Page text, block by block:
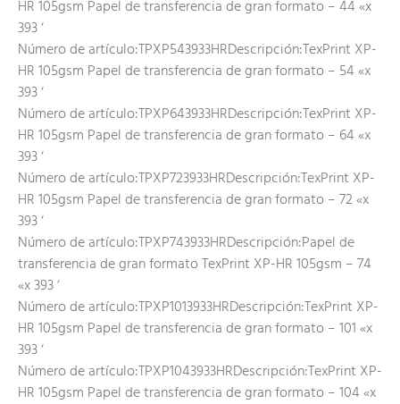
HR 105gsm Papel de transferencia de gran formato – 44 «x
393 ‘
Número de artículo:TPXP543933HRDescripción:TexPrint XP-
HR 105gsm Papel de transferencia de gran formato – 54 «x
393 ‘
Número de artículo:TPXP643933HRDescripción:TexPrint XP-
HR 105gsm Papel de transferencia de gran formato – 64 «x
393 ‘
Número de artículo:TPXP723933HRDescripción:TexPrint XP-
HR 105gsm Papel de transferencia de gran formato – 72 «x
393 ‘
Número de artículo:TPXP743933HRDescripción:Papel de
transferencia de gran formato TexPrint XP-HR 105gsm – 74
«x 393 ‘
Número de artículo:TPXP1013933HRDescripción:TexPrint XP-
HR 105gsm Papel de transferencia de gran formato – 101 «x
393 ‘
Número de artículo:TPXP1043933HRDescripción:TexPrint XP-
HR 105gsm Papel de transferencia de gran formato – 104 «x